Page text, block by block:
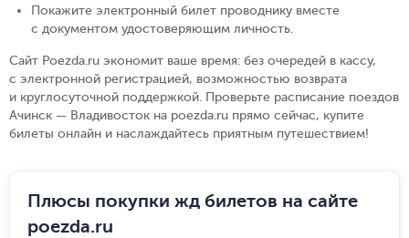
Покажите электронный билет проводнику вместе
с документом удостоверяющим личность.
Сайт Poezda.ru экономит ваше время: без очередей в кассу,
с электронной регистрацией, возможностью возврата
и круглосуточной поддержкой. Проверьте расписание поездов
Ачинск — Владивосток на poezda.ru прямо сейчас, купите
билеты онлайн и наслаждайтесь приятным путешествием!
Плюсы покупки жд билетов на сайте
poezda.ru